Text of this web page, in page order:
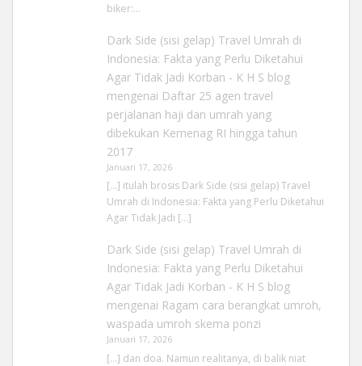
biker:…
Dark Side (sisi gelap) Travel Umrah di
Indonesia: Fakta yang Perlu Diketahui
Agar Tidak Jadi Korban - K H S blog
mengenai Daftar 25 agen travel
perjalanan haji dan umrah yang
dibekukan Kemenag RI hingga tahun
2017
Januari 17, 2026
[…] itulah brosis Dark Side (sisi gelap) Travel
Umrah di Indonesia: Fakta yang Perlu Diketahui
Agar Tidak Jadi […]
Dark Side (sisi gelap) Travel Umrah di
Indonesia: Fakta yang Perlu Diketahui
Agar Tidak Jadi Korban - K H S blog
mengenai Ragam cara berangkat umroh,
waspada umroh skema ponzi
Januari 17, 2026
[…] dan doa. Namun realitanya, di balik niat